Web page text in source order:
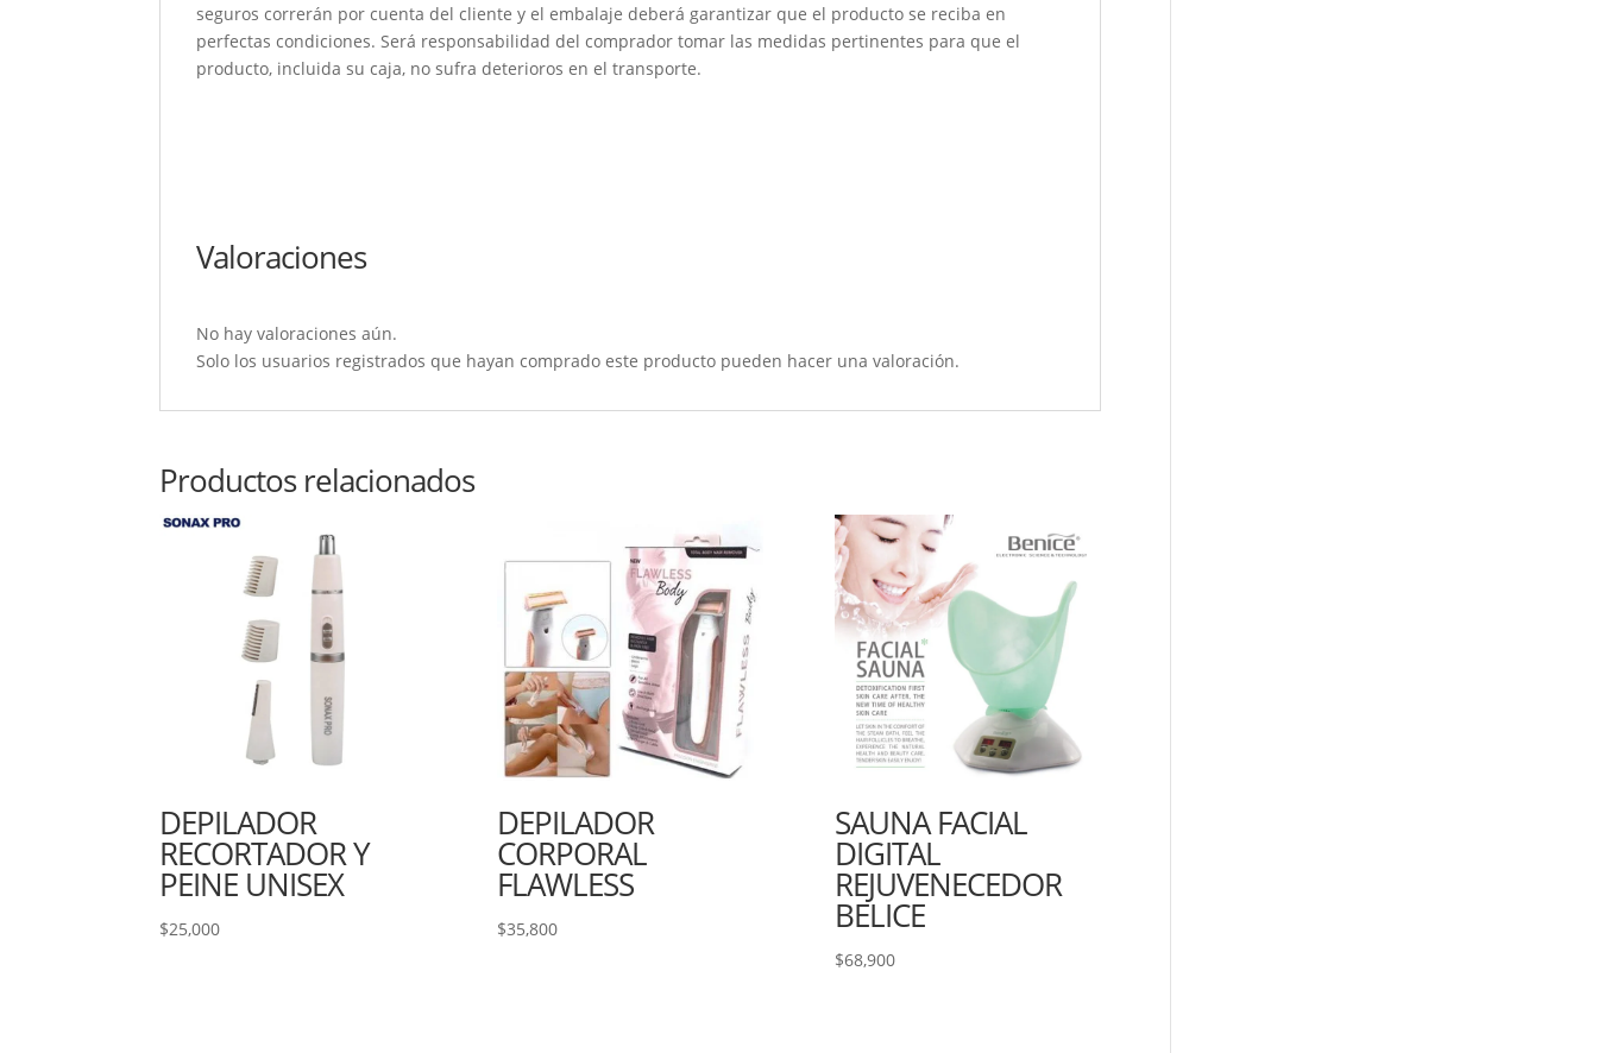
seguros correrán por cuenta del cliente y el embalaje deberá garantizar que el producto se reciba en
perfectas condiciones. Será responsabilidad del comprador tomar las medidas pertinentes para que el
producto, incluida su caja, no sufra deterioros en el transporte.
Valoraciones
No hay valoraciones aún.
Solo los usuarios registrados que hayan comprado este producto pueden hacer una valoración.
Productos relacionados
DEPILADOR
RECORTADOR Y
PEINE UNISEX
$25,000
DEPILADOR
CORPORAL
FLAWLESS
$35,800
SAUNA FACIAL
DIGITAL
REJUVENECEDOR
BELICE
$68,900